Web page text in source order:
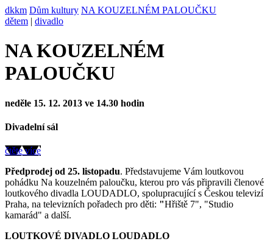
dkkm Dům kultury NA KOUZELNÉM PALOUČKU
dětem | divadlo
NA KOUZELNÉM
PALOUČKU
neděle 15. 12. 2013 ve 14.30 hodin
Divadelní sál
čtěte více
Předprodej od 25. listopadu. Představujeme Vám loutkovou
pohádku Na kouzelném paloučku, kterou pro vás připravili členové
loutkového divadla LOUDADLO, spolupracující s Českou televizí
Praha, na televizních pořadech pro děti: "Hřiště 7", "Studio
kamarád" a další.
LOUTKOVÉ DIVADLO LOUDADLO